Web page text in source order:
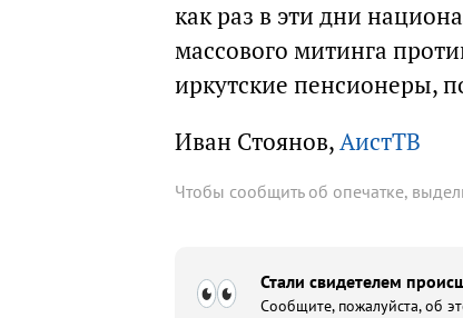
как раз в эти дни
массового митинга
иркутские пенсионеры,
Иван Стоянов,АистТВ
Чтобы сообщить об опечатке,
Стали свидетелем
Сообщите, пожалуйста, об